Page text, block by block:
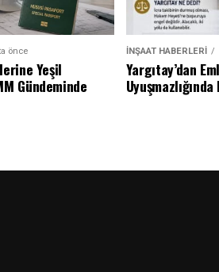
önce
Yeşil
Gündeminde
İNŞAAT HABERLERI
Yargıtay’dan